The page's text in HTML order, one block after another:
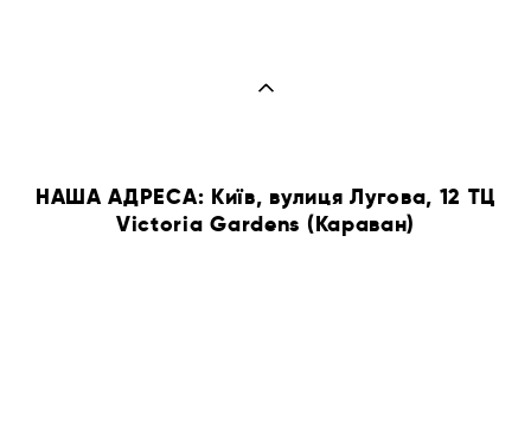
НАША АДРЕСА: Київ, вулиця Лугова, 12 ТЦ
Victoria Gardens (Караван)